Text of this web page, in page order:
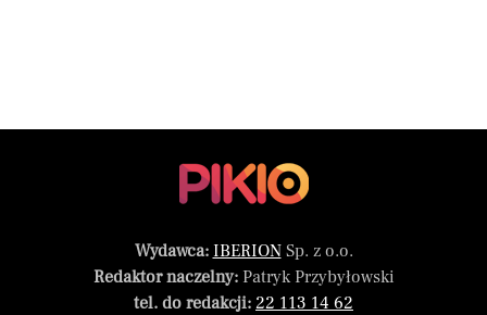
Wydawca: IBERIONSp. z o.o.
Redaktor naczelny:Patryk Przybyłowski
tel. do redakcji: 22 113 14 62